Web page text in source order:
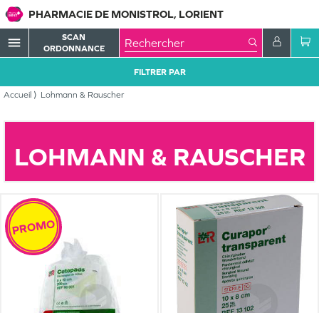
PHARMACIE DE MONISTROL, LORIENT
menu
SCAN
ORDONNANCE
Accueil Lohmann & Rauscher
FILTRER PAR
LOHMANN & RAUSCHER
PROMO